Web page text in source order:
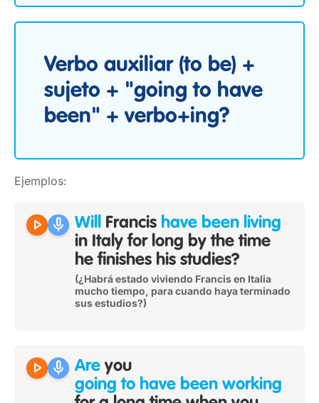
Verbo auxiliar (to be) +
sujeto + "going to have
been" + verbo+ing?
Ejemplos:
play_arrow mic Will Francis have been living
in Italy for long by the time
he finishes his studies?
(¿Habrá estado viviendo Francis en Italia
mucho tiempo, para cuando haya terminado
sus estudios?)
play_arrow mic Are you
going to have been working